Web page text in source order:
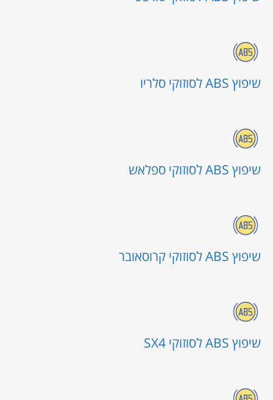
שיפוץ ABS לסוזוקי סלריו
שיפוץ ABS לסוזוקי ספלאש
שיפוץ ABS לסוזוקי קרוסאובר
שיפוץ ABS לסוזוקי SX4